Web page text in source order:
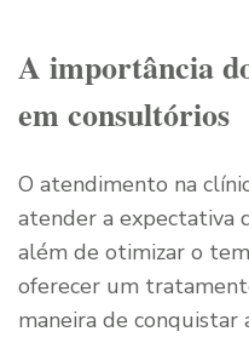
A importância
em consultórios
O atendimento na
atender a expectativa
além de otimizar o
oferecer um
maneira de conquistar